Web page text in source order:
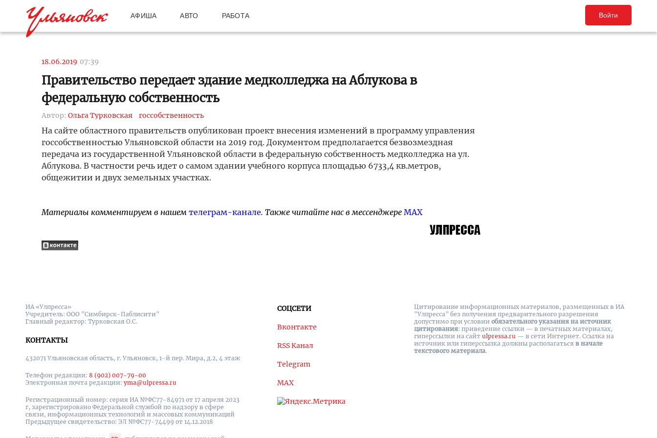
АФИША АВТО РАБОТА Войти
18.06.2019 07:39
Правительство передает здание медколледжа на Аблукова в
федеральную собственность
Автор: Ольга Турковская госсобственность
На сайте областного правительств опубликован проект внесения изменений в программу управления
госсобственностью Ульяновской области на 2019 год. Документом предполагается безвозмездная
передача из государственной Ульяновской области в федеральную собственность медколледжа на ул.
Аблукова. В частности речь идет о самом здании учебного корпуса площадью 6733,4 кв.метров,
общежитии и двух земельных участках.
Материалы комментируем в нашем телеграм-канале. Также читайте нас в мессенджере MAX
ИА «Улпресса»
Учредитель: ООО "Симбирск-Паблисити"
Главный редактор: Турковская О.С.
КОНТАКТЫ
432071 Ульяновская область, г. Ульяновск, 1-й пер. Мира, д.2, 4 этаж
Телефон редакции: 8 (902) 007-79-00
Электронная почта редакции: yma@ulpressa.ru
Регистрационный номер: серия ИА №ФС77-84971 от 17 апреля 2023
г, зарегистрировано Федеральной службой по надзору в сфере
связи, информационных технологий и массовых коммуникаций
Предыдущее свидетельство: ЭЛ №ФС77-74499 от 14.12.2018
СОЦСЕТИ
Вконтакте
RSS Канал
Telegram
MAX
Цитирование информационных материалов, размещенных в ИА
"Улпресса" без получения предварительного разрешения
допустимо при условии обязательного указания на источник
цитирования: приведение ссылки — в печатных материалах,
гиперссылки на cайт ulpressa.ru — в сети Интернет. Ссылка на
источник или гиперссылка должны располагаться в начале
текстового материала.